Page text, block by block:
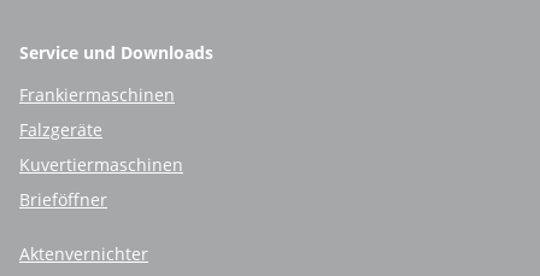
Service und Downloads
Frankiermaschinen
Falzgeräte
Kuvertiermaschinen
Brieföffner
Aktenvernichter